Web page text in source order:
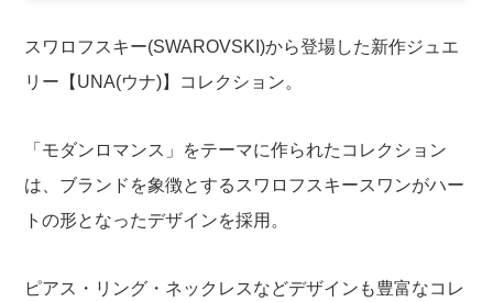
スワロフスキー(SWAROVSKI)から登場した新作ジュエ
リー【UNA(ウナ)】コレクション。
「モダンロマンス」をテーマに作られたコレクション
は、ブランドを象徴とするスワロフスキースワンがハー
トの形となったデザインを採用。
ピアス・リング・ネックレスなどデザインも豊富なコレ